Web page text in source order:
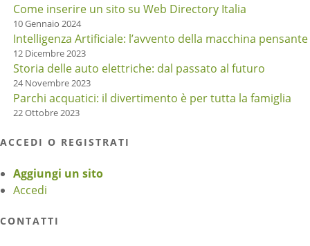
Come inserire un sito su Web Directory Italia
10 Gennaio 2024
Intelligenza Artificiale: l’avvento della macchina pensante
12 Dicembre 2023
Storia delle auto elettriche: dal passato al futuro
24 Novembre 2023
Parchi acquatici: il divertimento è per tutta la famiglia
22 Ottobre 2023
ACCEDI O REGISTRATI
Aggiungi un sito
Accedi
CONTATTI